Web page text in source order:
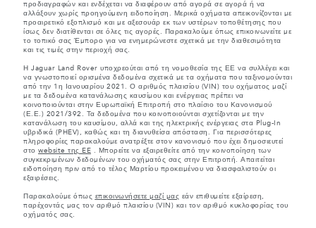
προδιαγραφών και ενδέχεται να διαφέρουν από αγορά σε αγορά ή να
αλλάξουν χωρίς προηγούμενη ειδοποίηση. Μερικά οχήματα απεικονίζονται με
προαιρετικό εξοπλισμό και με αξεσουάρ εκ των υστέρων τοποθέτησης που
ίσως δεν διατίθενται σε όλες τις αγορές. Παρακαλούμε όπως επικοινωνείτε με
το τοπικό σας Έμπορο για να ενημερώνεστε σχετικά με την διαθεσιμότητα
και τις τιμές στην περιοχή σας.
Η Jaguar Land Rover υποχρεούται από τη νομοθεσία της ΕΕ να συλλέγει και
να γνωστοποιεί ορισμένα δεδομένα σχετικά με τα οχήματα που ταξινομούνται
από την 1η Ιανουαρίου 2021. Ο αριθμός πλαισίου (VIN) του οχήματος μαζί
με τα δεδομένα κατανάλωσης καυσίμου και ενέργειας πρέπει να
κοινοποιούνται στην Ευρωπαϊκή Επιτροπή στο πλαίσιο του Κανονισμού
(Ε.Ε.) 2021/392. Τα δεδομένα που κοινοποιούνται σχετίζονται με την
κατανάλωση του καυσίμου, αλλά και της ηλεκτρικής ενέργειας στα Plug-In
υβριδικά (PHEV), καθώς και τη διανυθείσα απόσταση. Για περισσότερες
πληροφορίες παρακαλούμε ανατρέξτε στον κανονισμό που έχει δημοσιευτεί
στο website της EE . Μπορείτε να εξαιρεθείτε από την κοινοποίηση των
συγκεκριμένων δεδομένων του οχήματός σας στην Επιτροπή. Απαιτείται
ειδοποίηση πριν από το τέλος Μαρτίου προκειμένου να διασφαλιστούν οι
εξαιρέσεις.
Παρακαλούμε όπως επικοινωνήσετε μαζί μας εάν επιθυμείτε εξαίρεση,
παρέχοντάς μας τον αριθμό πλαισίου (VIN) και τον αριθμό κυκλοφορίας του
οχήματός σας.